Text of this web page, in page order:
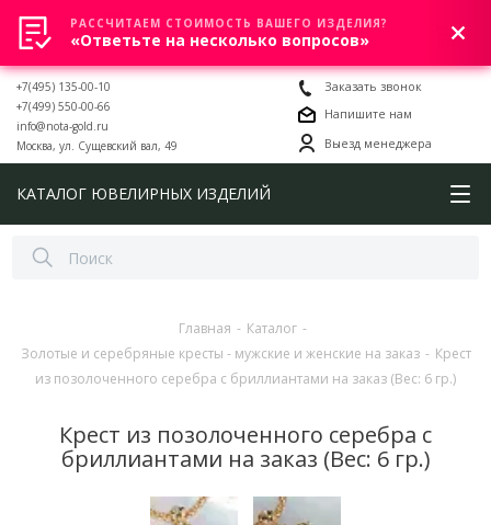
0
+7(495) 135-00-10
+7(499) 550-00-66
info@nota-gold.ru
Москва, ул. Сущевский вал, 49
Заказать звонок
Напишите нам
Выезд менеджера
КАТАЛОГ ЮВЕЛИРНЫХ ИЗДЕЛИЙ
Главная - Каталог -
Золотые и серебряные кресты - мужские и женские на заказ - Крест
из позолоченного серебра с бриллиантами на заказ (Вес: 6 гр.)
Крест из позолоченного серебра с
бриллиантами на заказ (Вес: 6 гр.)
РАССЧИТАЕМ СТОИМОСТЬ ВАШЕГО ИЗДЕЛИЯ?
«Ответьте на несколько вопросов»